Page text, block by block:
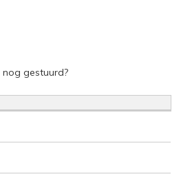
nog gestuurd?